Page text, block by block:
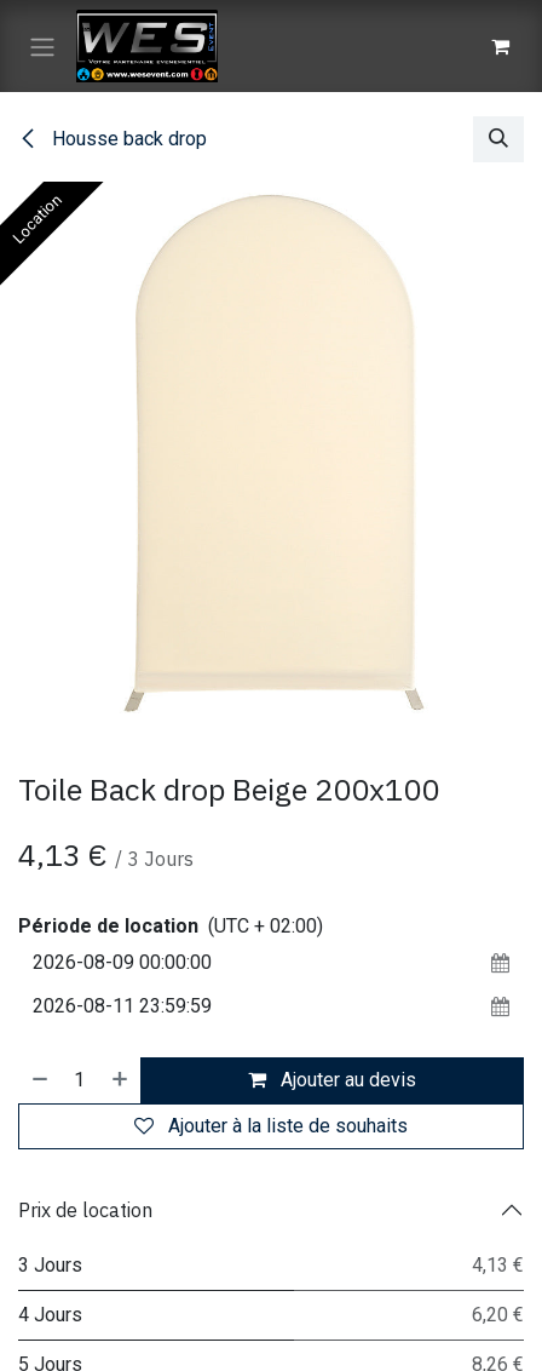
Se rendre au contenu
Housse back drop
Location
Toile Back drop Beige 200x100
4,13 € / 3 Jours
Période de location (UTC + 02:00)
Ajouter au devis
Ajouter à la liste de souhaits
Prix de location
3 Jours 4,13 €
4 Jours 6,20 €
5 Jours 8,26 €